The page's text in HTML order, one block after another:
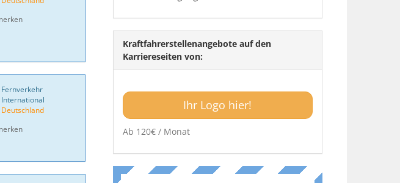
Fernverkehr
International
Deutschland
Kraftfahrerstellenangebote auf den
Karriereseiten von:
Ihr Logo hier!
Ab 120€ / Monat